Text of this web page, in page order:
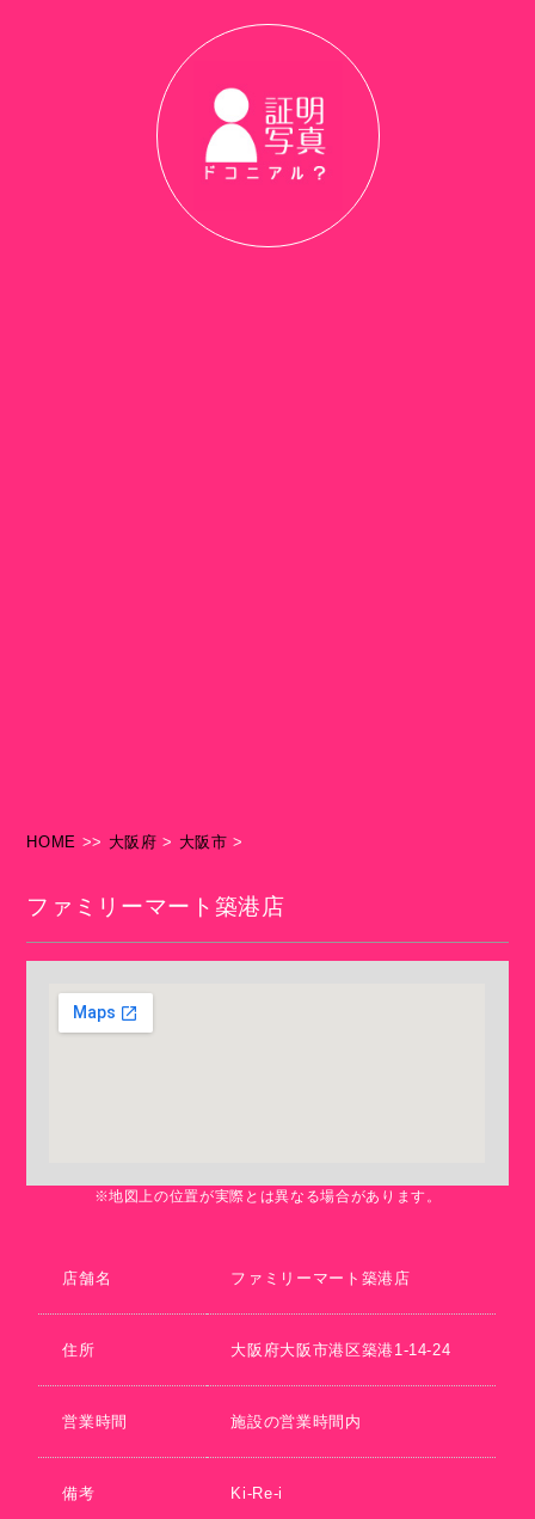
HOME >> 大阪府 > 大阪市 >
ファミリーマート築港店
※地図上の位置が実際とは異なる場合があります。
店舗名 ファミリーマート築港店
住所 大阪府大阪市港区築港1-14-24
営業時間 施設の営業時間内
備考 Ki-Re-i